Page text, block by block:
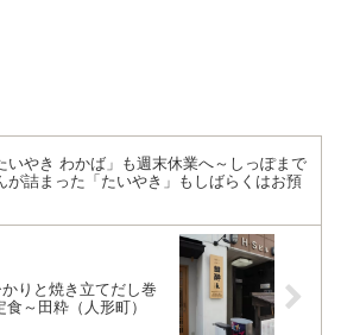
いやき わかば」も週末休業へ～しっぽまで
が詰まった「たいやき」もしばらくはお預
りと焼き立てだし巻
～田粋（人形町）